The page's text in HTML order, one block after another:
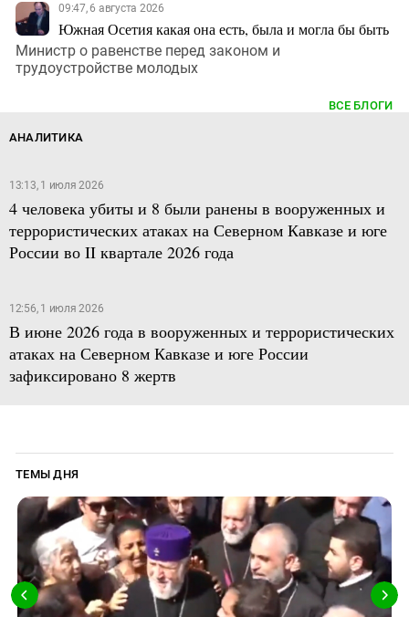
09:47, 6 августа 2026
Южная Осетия какая она есть, была и могла бы быть
Министр о равенстве перед законом и
трудоустройстве молодых
ВСЕ БЛОГИ
АНАЛИТИКА
13:13, 1 июля 2026
4 человека убиты и 8 были ранены в вооруженных и
террористических атаках на Северном Кавказе и юге
России во II квартале 2026 года
12:56, 1 июля 2026
В июне 2026 года в вооруженных и террористических
атаках на Северном Кавказе и юге России
зафиксировано 8 жертв
ТЕМЫ ДНЯ